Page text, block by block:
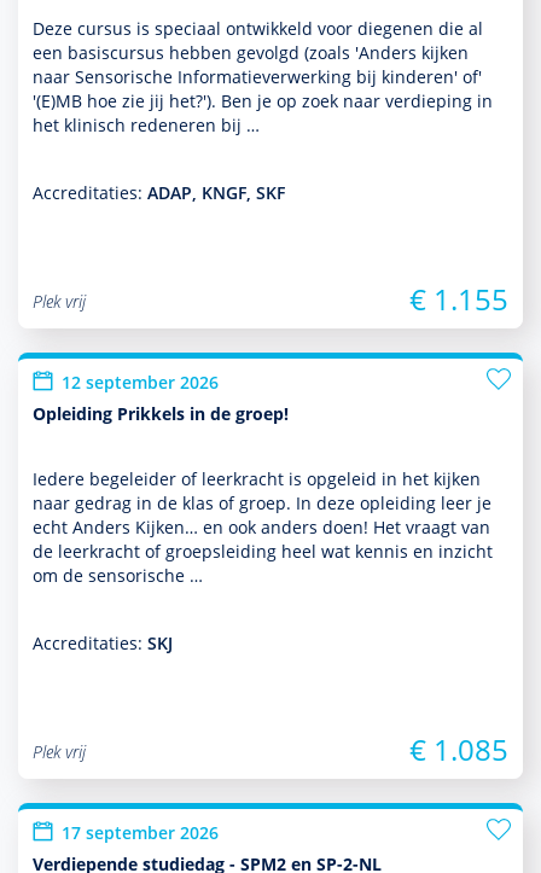
Deze cursus is speciaal ontwik­keld voor diegenen die al
een basis­cursus hebben gevolgd (zoals 'Anders kijken
naar Sensorische Informatieverwerking bij kin­de­ren' of'
'(E)MB hoe zie jij het?'). Ben je op zoek naar verdieping in
het klinisch redeneren bij …
Accreditaties: ADAP, KNGF, SKF
Plek vrij € 1.155
12 september 2026
Opleiding Prikkels in de groep!
Iedere bege­leider of leerkracht is opgeleid in het kijken
naar gedrag in de klas of groep. In deze opleiding leer je
echt Anders Kijken… en ook anders doen! Het vraagt van
de leerkracht of groepsleiding heel wat kennis en inzicht
om de sensorische …
Accreditaties: SKJ
Plek vrij € 1.085
17 september 2026
Verdiepende studiedag - SPM2 en SP-2-NL